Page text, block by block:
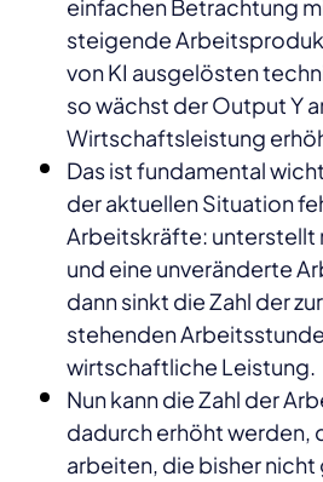
einfachen Betrachtung
steigende
von KI ausgelösten
so wächst der Output Y
Wirtschaftsleistung
Das ist fundamental
der aktuellen Situation
Arbeitskräfte: unterstellt
und eine unveränderte
dann sinkt die Zahl der
stehenden
wirtschaftliche Leistung.
Nun kann die Zahl der
dadurch erhöht werden,
arbeiten, die bisher